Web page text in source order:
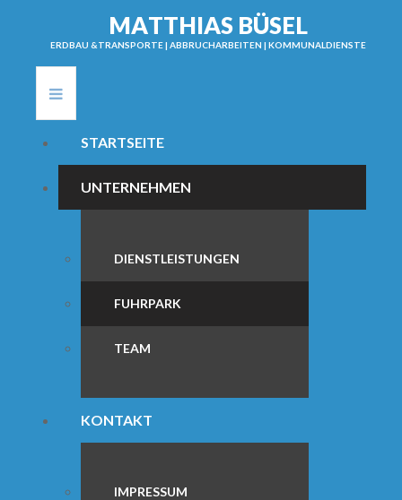
MATTHIAS BÜSEL
ERDBAU &TRANSPORTE | ABBRUCHARBEITEN | KOMMUNALDIENSTE
STARTSEITE
UNTERNEHMEN
DIENSTLEISTUNGEN
FUHRPARK
TEAM
KONTAKT
IMPRESSUM